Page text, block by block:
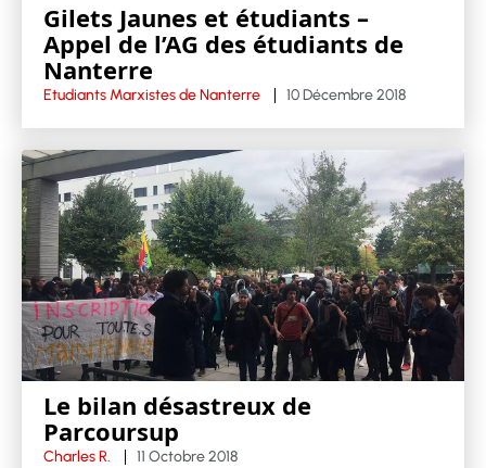
Gilets Jaunes et étudiants –
Appel de l’AG des étudiants de
Nanterre
Etudiants Marxistes de Nanterre 10 Décembre 2018
Le bilan désastreux de
Parcoursup
Charles R. 11 Octobre 2018